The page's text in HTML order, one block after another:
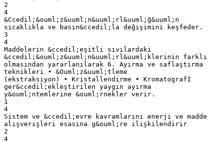
2
4
&Ccedil;&ouml;z&uuml;n&uuml;rl&uuml;ğ&uuml;n
sıcaklıkla ve basın&ccedil;la değişimini keşfeder.
3
4
Maddelerin &ccedil;eşitli sıvılardaki
&ccedil;&ouml;z&uuml;n&uuml;rl&uuml;klerinin farklı
olmasından yararlanılarak 6. Ayırma ve saflaştırma
teknikleri • &Ouml;z&uuml;tleme
(ekstraksiyon) • Kristallendirme • Kromatografİ
ger&ccedil;ekleştirilen yaygın ayırma
y&ouml;ntemlerine &ouml;rnekler verir.
1
4
Sistem ve &ccedil;evre kavramlarını enerji ve madde
alışverişleri esasına g&ouml;re ilişkilendirir
2
4